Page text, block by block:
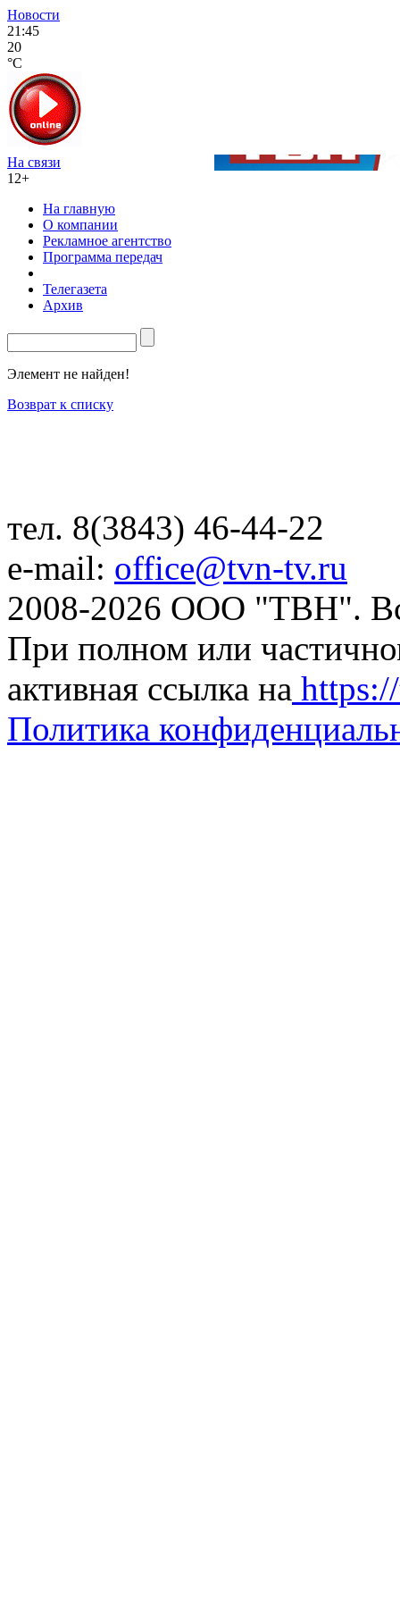
Новости
21:45
20
°C
На связи
12+
На главную
О компании
Рекламное агентство
Программа передач
Телегазета
Архив
Элемент не найден!
Возврат к списку
тел. 8(3843) 46-44-22
e-mail: office@tvn-tv.ru
2008-2026 ООО "ТВН".
При полном или
активная ссылка на
Политика